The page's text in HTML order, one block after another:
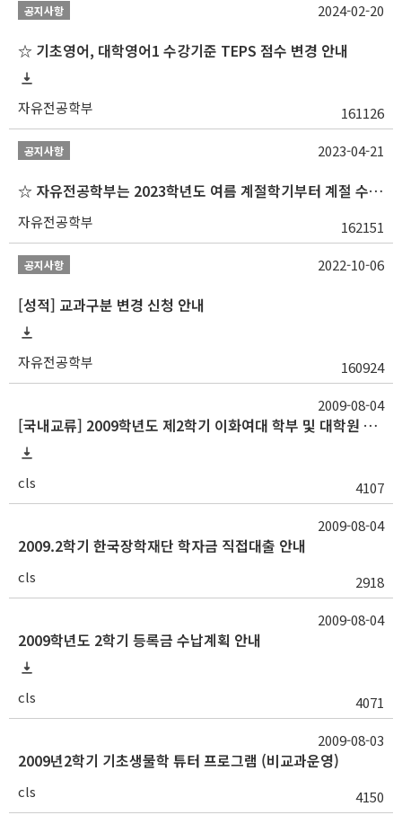
공지사항
☆ 기초영어, 대학영어1 수강기준 TEPS 점수 변경 안내
자유전공학부 161126
2024-02-20
공지사항
☆ 자유전공학부는 2023학년도 여름 계절학기부터 계절 수업을 개설하지 않습니다 ☆
자유전공학부 162151
2023-04-21
공지사항
[성적] 교과구분 변경 신청 안내
자유전공학부 160924
2022-10-06
[국내교류] 2009학년도 제2학기 이화여대 학부 및 대학원 수학안내
cls 4107
2009-08-04
2009.2학기 한국장학재단 학자금 직접대출 안내
cls 2918
2009-08-04
2009학년도 2학기 등록금 수납계획 안내
cls 4071
2009-08-04
2009년2학기 기초생물학 튜터 프로그램 (비교과운영)
cls 4150
2009-08-03